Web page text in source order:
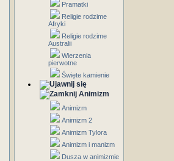
Pramatki
Religie rodzime
Afryki
Religie rodzime
Australii
Wierzenia
pierwotne
Święte kamienie
Animizm
Animizm
Animizm 2
Animizm Tylora
Animizm i manizm
Dusza w animizmie